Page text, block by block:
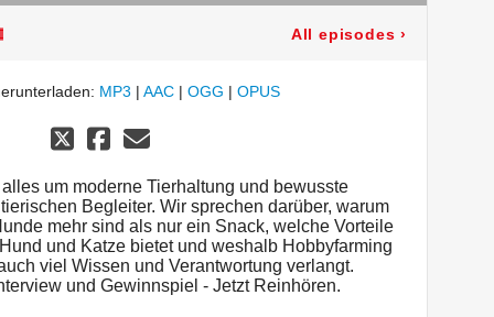
All episodes ›
MP3 | AAC | OGG | OPUS
um moderne Tierhaltung und bewusste
Begleiter. Wir sprechen darüber, warum
mehr sind als nur ein Snack, welche Vorteile
und Katze bietet und weshalb Hobbyfarming
viel Wissen und Verantwortung verlangt.
und Gewinnspiel - Jetzt Reinhören.